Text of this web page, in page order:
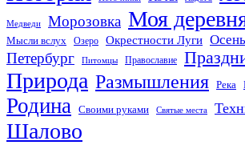
Медведи Морозовка Моя
Мысли вслух
Озеро Окрестности Луги Осень
Петербург Питомцы Православие
Природа Размышления Река
Родина Своими руками Святые места
Шалово